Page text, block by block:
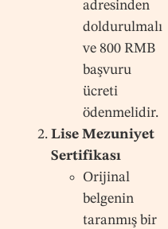
adresinden
doldurulmalı
ve 800 RMB
başvuru
ücreti
ödenmelidir.
Lise Mezuniyet
Sertifikası
Orijinal
belgenin
taranmış bir